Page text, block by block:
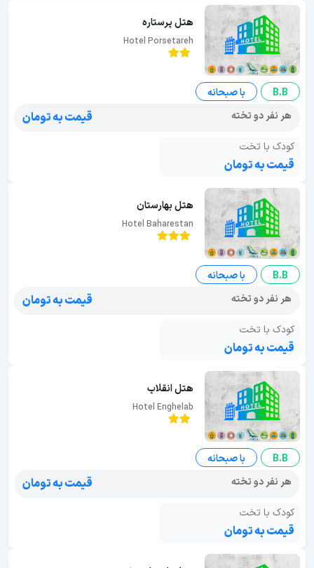
هتل پرستاره
Hotel Porsetareh
B.B
با صبحانه
هر نفر دو تخته
قیمت به تومان
کودک با تخت
قیمت به تومان
هتل بهارستان
Hotel Baharestan
B.B
با صبحانه
هر نفر دو تخته
قیمت به تومان
کودک با تخت
قیمت به تومان
هتل انقلاب
Hotel Enghelab
B.B
با صبحانه
هر نفر دو تخته
قیمت به تومان
کودک با تخت
قیمت به تومان